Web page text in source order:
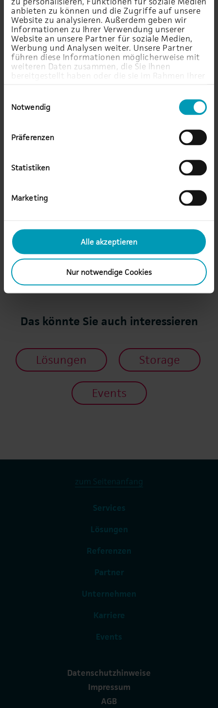
anbieten zu können und die Zugriffe auf unsere
Website zu analysieren. Außerdem geben wir
Informationen zu Ihrer Verwendung unserer
Website an unsere Partner für soziale Medien,
Werbung und Analysen weiter. Unsere Partner
führen diese Informationen möglicherweise mit
weiteren Daten zusammen, die Sie ihnen
bereitgestellt haben oder die sie im Rahmen Ihrer
Notwendig
Präferenzen
Statistiken
Marketing
Alle akzeptieren
Nur notwendige Cookies
Wir beraten Sie gerne.
Product & Alliance Manager Storage
Tel +49 7123 9542-257
adrian.jopp(at)au.de
Das könnte Sie auch interessieren
Lösungen Storage
Events
zum Seitenanfang
Services
Lösungen
Referenzen
Partner
Unternehmen
Karriere
Events
Datenschutzhinweise
Impressum
AGB